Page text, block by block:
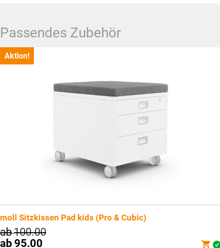
Passendes Zubehör
Aktion!
moll Sitzkissen Pad kids (Pro & Cubic)
ab100.00
ab 95.00